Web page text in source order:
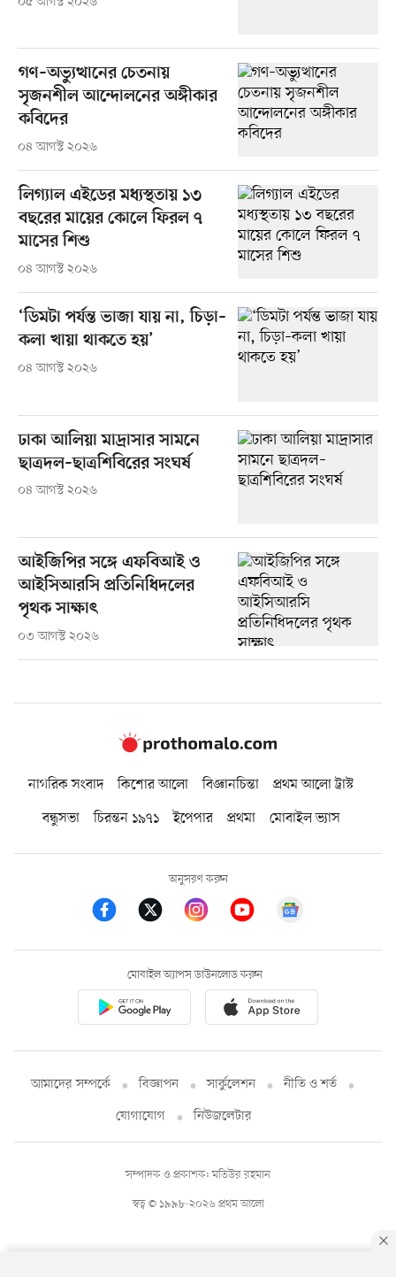
গণ–অভ্যুত্থানের চেতনায়
সৃজনশীল আন্দোলনের অঙ্গীকার
কবিদের
০৪ আগস্ট ২০২৬
লিগ্যাল এইডের মধ্যস্থতায় ১৩
বছরের মায়ের কোলে ফিরল ৭
মাসের শিশু
০৪ আগস্ট ২০২৬
‘ডিমটা পর্যন্ত ভাজা যায় না, চিড়া–
কলা খায়া থাকতে হয়’
০৪ আগস্ট ২০২৬
ঢাকা আলিয়া মাদ্রাসার সামনে
ছাত্রদল–ছাত্রশিবিরের সংঘর্ষ
০৪ আগস্ট ২০২৬
আইজিপির সঙ্গে এফবিআই ও
আইসিআরসি প্রতিনিধিদলের
পৃথক সাক্ষাৎ
০৩ আগস্ট ২০২৬
নাগরিক সংবাদ কিশোর আলো বিজ্ঞানচিন্তা
প্রথম আলো ট্রাস্ট
বন্ধুসভা
চিরন্তন ১৯৭১ ইপেপার প্রথমা মোবাইল ভ্যাস
অনুসরণ করুন
মোবাইল অ্যাপস ডাউনলোড করুন
আমাদের সম্পর্কে বিজ্ঞাপন সার্কুলেশন
নীতি ও শর্ত
যোগাযোগ
নিউজলেটার
স্বত্ব © ১৯৯৮-২০২৬ প্রথম আলো
সম্পাদক ও প্রকাশক: মতিউর রহমান